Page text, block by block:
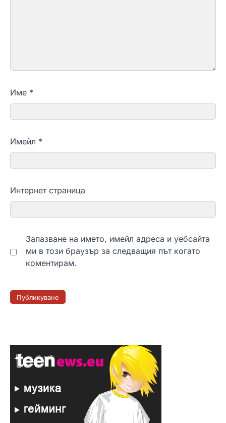
Име *
Имейл *
Интернет страница
Запазване на името, имейл адреса и уебсайта
ми в този браузър за следващия път когато
коментирам.